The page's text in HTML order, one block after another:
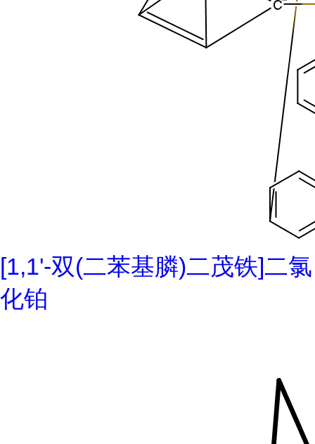
[1,1'-双(二苯基膦)二茂铁]二氯
化铂